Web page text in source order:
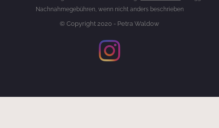
Nachnahmegebühren, wenn nicht anders beschrieben
© Copyright 2020 - Petra Waldow